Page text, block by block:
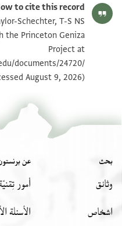
T-S NS 292.38 1v
بيان أذونات الصورة
to cite this record:
Schechter, T-S NS
the Princeton Geniza
Project at
documents/24720/
August 9, 2026).
بحث
وثائق
اشخاص
عن
أمور تِقنيّة
الأسئلة